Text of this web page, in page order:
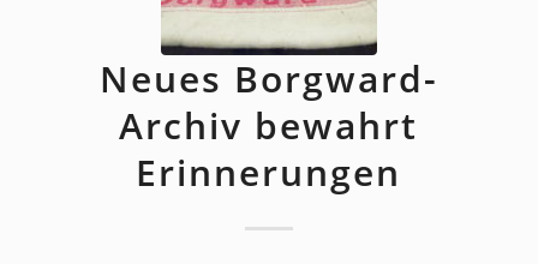
Neues Borgward-
Archiv bewahrt
Erinnerungen